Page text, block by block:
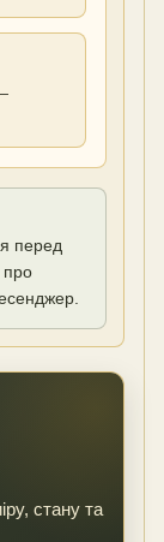
перед
про
стану та